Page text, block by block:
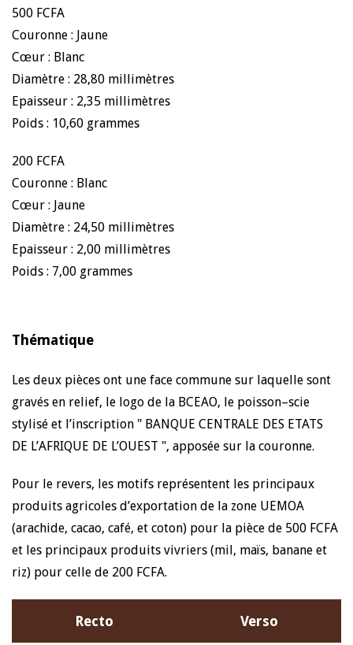
500 FCFA
Couronne : Jaune
Cœur : Blanc
Diamètre : 28,80 millimètres
Epaisseur : 2,35 millimètres
Poids : 10,60 grammes
200 FCFA
Couronne : Blanc
Cœur : Jaune
Diamètre : 24,50 millimètres
Epaisseur : 2,00 millimètres
Poids : 7,00 grammes
Thématique
Les deux pièces ont une face commune sur laquelle sont
gravés en relief, le logo de la BCEAO, le poisson–scie
stylisé et l’inscription " BANQUE CENTRALE DES ETATS
DE L’AFRIQUE DE L’OUEST ", apposée sur la couronne.
Pour le revers, les motifs représentent les principaux
produits agricoles d’exportation de la zone UEMOA
(arachide, cacao, café, et coton) pour la pièce de 500 FCFA
et les principaux produits vivriers (mil, maïs, banane et
riz) pour celle de 200 FCFA.
Recto Verso